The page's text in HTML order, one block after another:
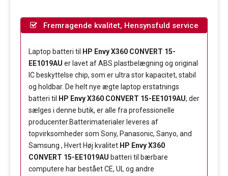
Fremragende kvalitet, Hensynsfuld service
Laptop batteri til
HP Envy X360 CONVERT 15-
EE1019AU er lavet af ABS plastbelægning og original
IC beskyttelse chip, som er ultra stor kapacitet, stabil
og holdbar. De helt nye ægte laptop erstatnings
batteri til
HP Envy X360 CONVERT 15-EE1019AU, der
sælges i denne butik, er alle fra professionelle
producenter.Batterimaterialer leveres af
topvirksomheder som Sony, Panasonic, Sanyo, and
Samsung , Hvert Høj kvalitet HP Envy X360
CONVERT 15-EE1019AU batteri til bærbare
computere har bestået CE, UL og andre